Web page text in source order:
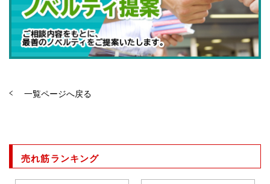
一覧ページへ戻る
売れ筋ランキング